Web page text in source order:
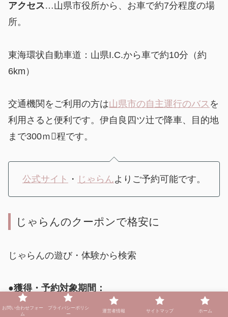
アクセス…山県市役所から、お車で約7分程度の場
所。
東海環状自動車道：山県I.C.から車で約10分（約
6km）
交通機関をご利用の方は山県市の自主運行のバス を
利用さると便利です。伊自良四ツ辻で降車、目的地
まで300ｍ程です。
公式サイト ・ じゃらんよりご予約可能です。
じゃらんのクーポンで格安に
じゃらんの遊び・体験から検索
●獲得・予約対象期間：
2024年2月2日(金) ～ 2024年2月9日(金)
お問い合わせフォー
ム
プライバシーポリシ
ー
運営者情報 サイトマップ ホーム